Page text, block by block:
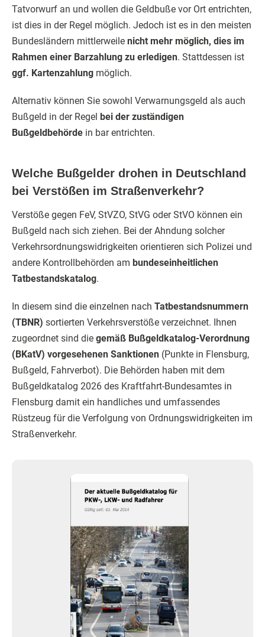
Tatvorwurf an und wollen die Geldbuße vor Ort entrichten,
ist dies in der Regel möglich. Jedoch ist es in den meisten
Bundesländern mittlerweile nicht mehr möglich, dies im
Rahmen einer Barzahlung zu erledigen. Stattdessen ist
ggf. Kartenzahlung möglich.
Alternativ können Sie sowohl Verwarnungsgeld als auch
Bußgeld in der Regel bei der zuständigen
Bußgeldbehörde in bar entrichten.
Welche Bußgelder drohen in Deutschland
bei Verstößen im Straßenverkehr?
Verstöße gegen FeV, StVZO, StVG oder StVO können ein
Bußgeld nach sich ziehen. Bei der Ahndung solcher
Verkehrsordnungswidrigkeiten orientieren sich Polizei und
andere Kontrollbehörden am bundeseinheitlichen
Tatbestandskatalog.
In diesem sind die einzelnen nach Tatbestandsnummern
(TBNR) sortierten Verkehrsverstöße verzeichnet. Ihnen
zugeordnet sind die gemäß Bußgeldkatalog-Verordnung
(BKatV) vorgesehenen Sanktionen (Punkte in Flensburg,
Bußgeld, Fahrverbot). Die Behörden haben mit dem
Bußgeldkatalog 2026 des Kraftfahrt-Bundesamtes in
Flensburg damit ein handliches und umfassendes
Rüstzeug für die Verfolgung von Ordnungswidrigkeiten im
Straßenverkehr.